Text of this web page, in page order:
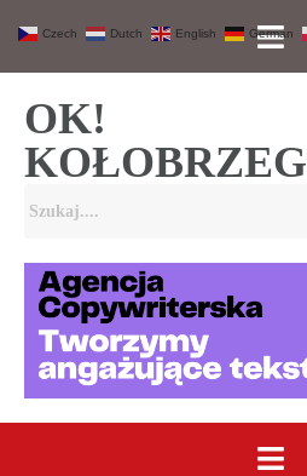
OK!
KOŁOBRZEG
Czech Dutch English German